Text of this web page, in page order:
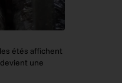
étés affichent
une